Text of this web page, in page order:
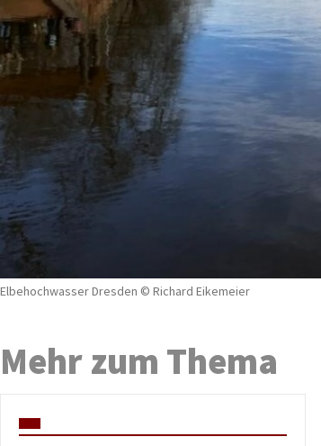
Elbehochwasser Dresden © Richard Eikemeier
Mehr zum Thema